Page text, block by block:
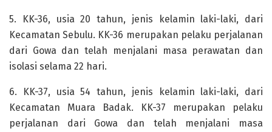
5. KK-36, usia 20 tahun, jenis kelamin laki-laki, dari
Kecamatan Sebulu. KK-36 merupakan pelaku perjalanan
dari Gowa dan telah menjalani masa perawatan dan
isolasi selama 22 hari.
6. KK-37, usia 54 tahun, jenis kelamin laki-laki, dari
Kecamatan Muara Badak. KK-37 merupakan pelaku
perjalanan dari Gowa dan telah menjalani masa